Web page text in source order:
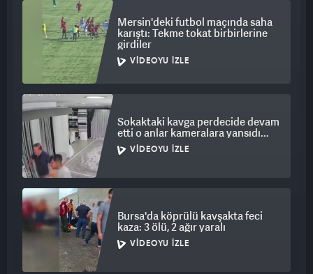
Mersin'deki futbol maçında saha
karıştı: Tekme tokat birbirlerine
girdiler
VIDEOYU İZLE
Sokaktaki kavga perdecide devam
etti o anlar kameralara yansıdı...
VIDEOYU İZLE
Bursa'da köprülü kavşakta feci
kaza: 3 ölü, 2 ağır yaralı
VIDEOYU İZLE